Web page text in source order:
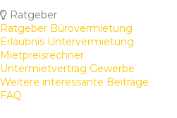
Ratgeber
Ratgeber Bürovermietung
Erlaubnis Untervermietung
Mietpreisrechner
Untermietvertrag Gewerbe
Weitere interessante Beiträge
FAQ